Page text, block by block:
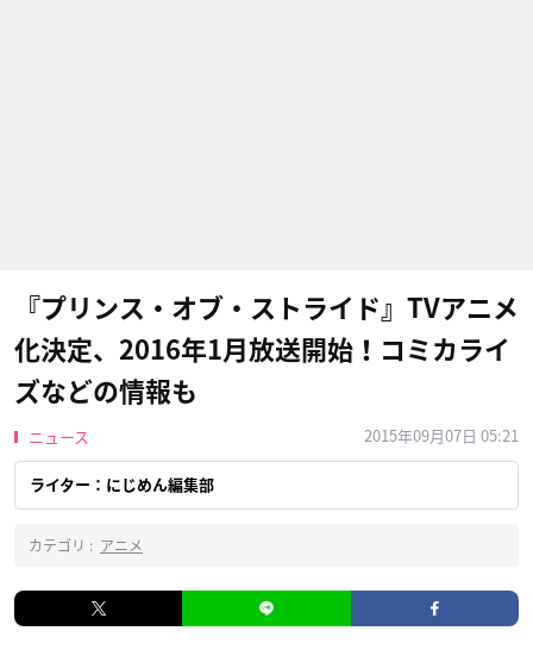
『プリンス・オブ・ストライド』TVアニメ
化決定、2016年1月放送開始！コミカライ
ズなどの情報も
ニュース 2015年09月07日 05:21
ライター：にじめん編集部
カテゴリ : アニメ